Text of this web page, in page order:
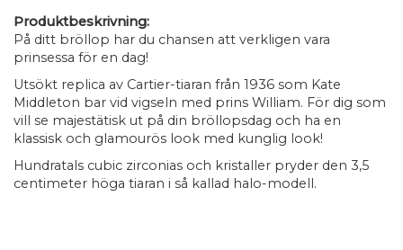
Produktbeskrivning:
På ditt bröllop har du chansen att verkligen vara
prinsessa för en dag!
Utsökt replica av Cartier-tiaran från 1936 som Kate
Middleton bar vid vigseln med prins William. För dig som
vill se majestätisk ut på din bröllopsdag och ha en
klassisk och glamourös look med kunglig look!
Hundratals cubic zirconias och kristaller pryder den 3,5
centimeter höga tiaran i så kallad halo-modell.